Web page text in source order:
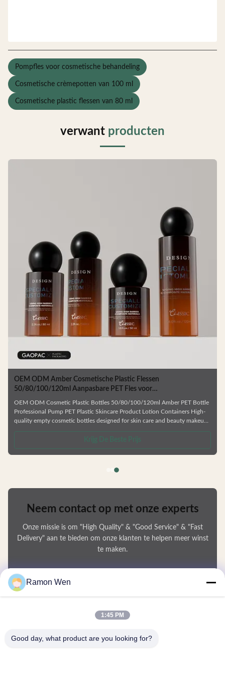
Pompfles voor cosmetische behandeling
Cosmetische crèmepotten van 100 ml
Cosmetische plastic flessen van 80 ml
verwant producten
OEM ODM Amber Cosmetische Plastic Flessen
50/80/100/120ml Aanpasbare PET Fles voor
Huidverzorgingsverpakking
OEM ODM Cosmetic Plastic Bottles 50/80/100/120ml Amber PET Bottle
Professional Pump PET Plastic Skincare Product Lotion Containers High-
quality empty cosmetic bottles designed for skin care and beauty makeup
Manufactured from durable, environmentally friendly materials that resist
deformation and are fully recyclable. Available in Multiple Capacities
Krijg De Beste Prijs
Neem contact op met onze experts
Onze missie is om "High Quality" & "Good Service" & "Fast
Delivery" aan te bieden om onze klanten te helpen meer winst
te maken.
Uw Naam
Ramon Wen
1:45 PM
Good day, what product are you looking for?